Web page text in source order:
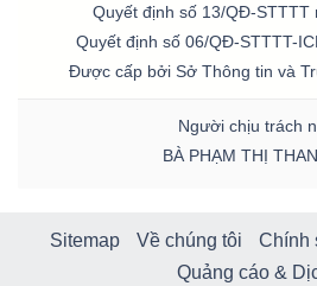
Quyết định số 13/QĐ-STTTT
Quyết định số 06/QĐ-STTTT-
Được cấp bởi Sở Thông tin và
Người chịu trách
BÀ PHẠM THỊ
Sitemap Về chúng tôi
Chính
Quảng cáo &